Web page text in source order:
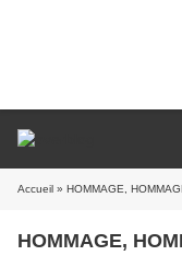
Accueil » HOMMAGE,
HOMMAGE,